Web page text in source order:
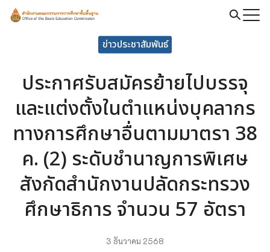
Skip
ข่าวประชาสัมพันธ์
ประกาศรับสมัครย้ายไปบรรจุ
และแต่งตั้งในตำแหน่งบุคลากร
ทางการศึกษาอื่นตามมาตรา 38
ค. (2) ระดับชำนาญการพิเศษ
สังกัดสำนักงานปลัดกระทรวง
ศึกษาธิการ จำนวน 57 อัตรา
3 ธันวาคม 2568